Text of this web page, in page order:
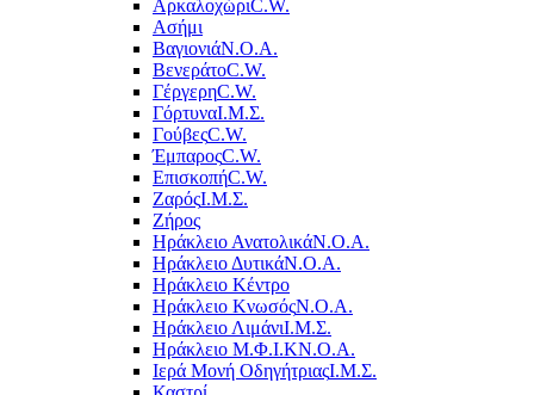
ΑρκαλοχώριC.W.
Ασήμι
ΒαγιονιάΝ.Ο.Α.
ΒενεράτοC.W.
ΓέργερηC.W.
ΓόρτυναΙ.Μ.Σ.
ΓούβεςC.W.
ΈμπαροςC.W.
ΕπισκοπήC.W.
ΖαρόςΙ.Μ.Σ.
Ζήρος
Ηράκλειο ΑνατολικάΝ.Ο.Α.
Ηράκλειο ΔυτικάΝ.Ο.Α.
Ηράκλειο Κέντρο
Ηράκλειο ΚνωσόςΝ.Ο.Α.
Ηράκλειο ΛιμάνιΙ.Μ.Σ.
Ηράκλειο Μ.Φ.Ι.ΚΝ.Ο.Α.
Ιερά Μονή ΟδηγήτριαςΙ.Μ.Σ.